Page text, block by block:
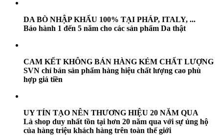
DA BÒ NHẬP KHẨU 100% TẠI PHÁP, ITALY, ...
Bảo hành 1 đến 5 năm cho các sản phẩm Da thật
CAM KẾT KHÔNG BÁN HÀNG KÉM CHẤT LƯỢNG
SVN chỉ bán sản phẩm hàng hiệu chất lượng cao phù
hợp giá tiền
UY TÍN TẠO NÊN THƯƠNG HIỆU 20 NĂM QUA
Là shop duy nhất tồn tại hơn 20 năm qua với sự ủng hộ
của hàng triệu khách hàng trên toàn thế giới